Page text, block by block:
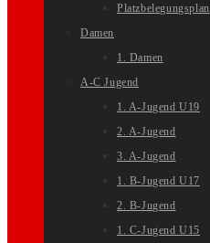
Platzbelegungsplan
Damen
1. Damen
A-C Jugend
1. A-Jugend U19
2. A-Jugend
3. A-Jugend
1. B-Jugend U17
2. B-Jugend
1. C-Jugend U15